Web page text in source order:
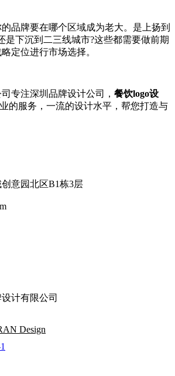
品牌要在哪个区域成为老大。是上扬到
是下沉到二三线城市?这些都需要做前期
定位进行市场选择。
专注深圳品牌设计公司， 餐饮logo设
的服务，一流的设计水平，帮您打造与
意园北区B1栋3层
计有限公司
Design